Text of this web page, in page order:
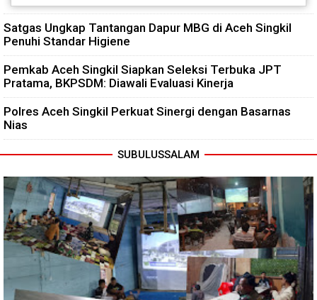
Satgas Ungkap Tantangan Dapur MBG di Aceh Singkil
Penuhi Standar Higiene
Pemkab Aceh Singkil Siapkan Seleksi Terbuka JPT
Pratama, BKPSDM: Diawali Evaluasi Kinerja
Polres Aceh Singkil Perkuat Sinergi dengan Basarnas
Nias
SUBULUSSALAM